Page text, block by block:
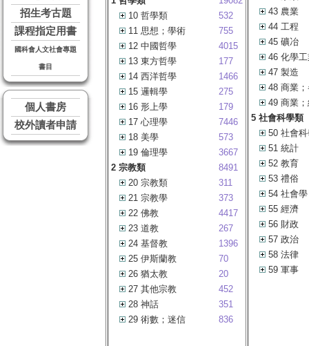
招生考古題
課程指定用書
國科會人文社會專題
書目
個人書房
校外讀者申請
10 哲學類
532
11 思想；學術
755
12 中國哲學
4015
13 東方哲學
177
14 西洋哲學
1466
15 邏輯學
275
16 形上學
179
17 心理學
7446
18 美學
573
19 倫理學
3667
2 宗教類
8491
20 宗教類
311
21 宗教學
373
22 佛教
4417
23 道教
267
24 基督教
1396
25 伊斯蘭教
70
26 猶太教
20
27 其他宗教
452
28 神話
351
29 術數；迷信
836
43 農業
44 工程
45 礦冶
46 化學
47 製造
48 商業
49 商業
5 社會科學類
50 社會
51 統計
52 教育
53 禮俗
54 社會學
55 經濟
56 財政
57 政治
58 法律
59 軍事